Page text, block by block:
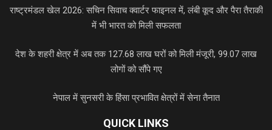
राष्ट्रमंडल खेल 2026: सचिन सिवाच क्वार्टर फाइनल में, लंबी कूद और पैरा तैराकी
में भी भारत को मिली सफलता
देश के शहरी क्षेत्र में अब तक 127.68 लाख घरों को मिली मंजूरी, 99.07 लाख
लोगों को सौंपे गए
नेपाल में सुनसरी के हिंसा प्रभावित क्षेत्रों में सेना तैनात
QUICK LINKS